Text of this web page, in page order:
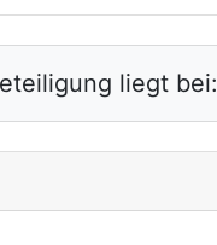
liegt bei: